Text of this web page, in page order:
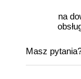
na
Masz